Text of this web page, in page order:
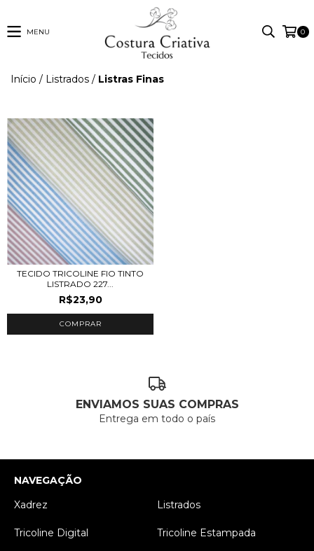
MENU 0
Início / Listrados / Listras Finas
TECIDO TRICOLINE FIO TINTO
LISTRADO 227...
R$23,90
COMPRAR
ENVIAMOS SUAS COMPRAS
Entrega em todo o país
NAVEGAÇÃO
Xadrez
Listrados
Tricoline Digital Tricoline Estampada